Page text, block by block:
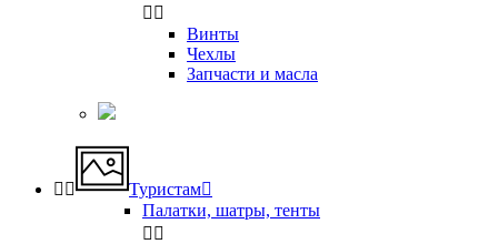
 
Винты
Чехлы
Запчасти и масла
  Туристам
Палатки, шатры, тенты
 